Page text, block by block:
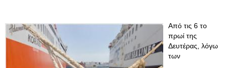
Από τις 6 το
πρωί της
Δευτέρας, λόγω
των